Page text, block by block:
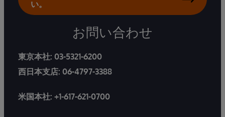
い。
お問い合わせ
東京本社: 03-5321-6200
西日本支店: 06-4797-3388
米国本社: +1-617-621-0700